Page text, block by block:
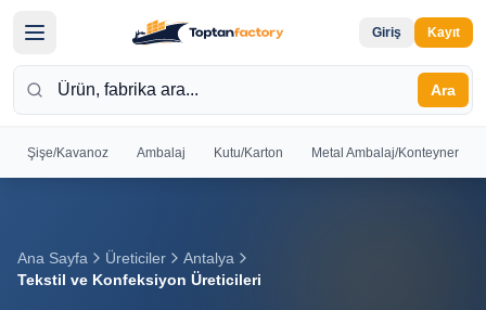
Giriş Kayıt
Ara
Şişe/Kavanoz Ambalaj Kutu/Karton Metal Ambalaj/Konteyner
Giriş yapın
veya kayıt
Ana Sayfa Üreticiler
Antalya
Tekstil ve Konfeksiyon Üreticileri